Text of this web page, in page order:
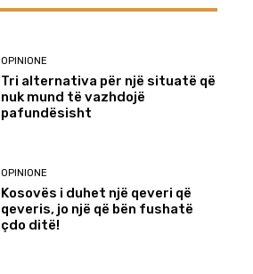
OPINIONE
Tri alternativa për një situatë që
nuk mund të vazhdojë
pafundësisht
OPINIONE
Kosovës i duhet një qeveri që
qeveris, jo një që bën fushatë
çdo ditë!